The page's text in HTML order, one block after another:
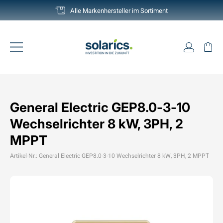
Direkt
zum
Pause
Deutschlands grösste Auswahl
Seitennavigation
General Electric GEP8.0-3-10
Wechselrichter 8 kW, 3PH, 2
MPPT
Artikel-Nr.: General Electric GEP8.0-3-10 Wechselrichter 8 kW, 3PH, 2 MPPT